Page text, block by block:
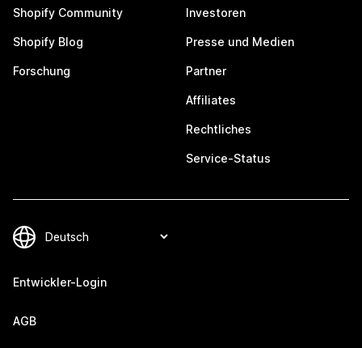
Shopify Community
Shopify Blog
Forschung
Investoren
Presse und Medien
Partner
Affiliates
Rechtliches
Service-Status
Entwickler-Login
AGB